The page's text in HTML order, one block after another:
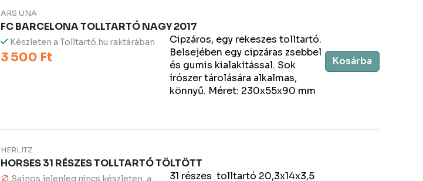
ARS UNA
FC BARCELONA TOLLTARTÓ NAGY 2017
Készleten a Tolltartó.hu raktárában
3 500 Ft
Cipzáros, egy rekeszes tolltartó.
Belsejében egy cipzáras zsebbel
és gumis kialakítással. Sok
írószer tárolására alkalmas,
könnyű. Méret: 230x55x90 mm
Kosárba
HERLITZ
HORSES 31 RÉSZES TOLLTARTÓ TÖLTÖTT
Sajnos jelenleg nincs készleten, a
31 részes tolltartó 20,3x14x3,5